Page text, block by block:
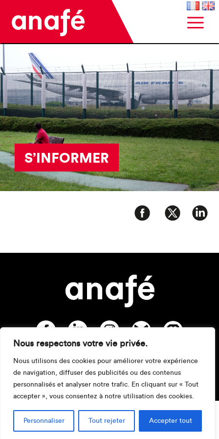
Nous respectons votre vie privée.
Nous utilisons des cookies pour améliorer votre expérience
de navigation, diffuser des publicités ou des contenus
personnalisés et analyser notre trafic. En cliquant sur « Tout
accepter », vous consentez à notre utilisation des cookies.
Personnaliser Tout rejeter Accepter tout
S’INFORMER
Mentions légales